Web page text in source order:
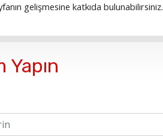
gelişmesine katkıda bulunabilirsiniz.
Yapın